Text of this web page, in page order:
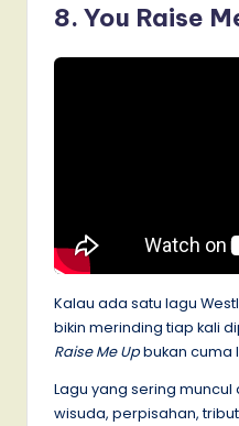
8. You Raise
Kalau ada satu lagu
bikin merinding tiap kali
Raise Me Upbukan cuma
Lagu yang sering
wisuda, perpisahan,